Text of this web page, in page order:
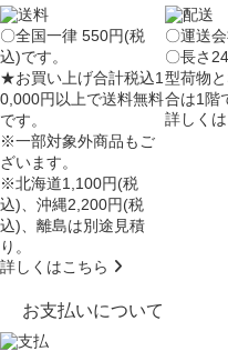
〇全国一律 550円(税
込)です。
★お買い上げ合計税込1
0,000円以上で送料無料
です。
※一部対象外商品もご
ざいます。
※北海道1,100円(税
込)、沖縄2,200円(税
込)、離島は別途見積
り。
詳しくはこちら
〇運送
〇長さ
型荷物
合は1階
詳しく
お支払いについて